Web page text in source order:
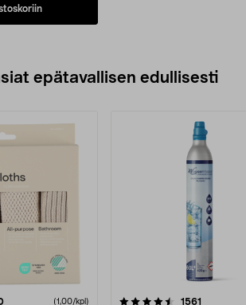
epätavallisen edullisesti
arvostelut (1,00/kpl) 1561
4.5viidestä